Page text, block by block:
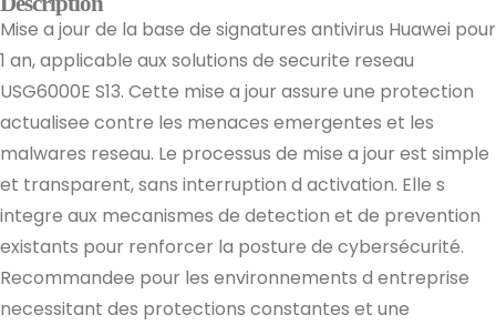
Mise a jour de la base de signatures antivirus Huawei pour
1 an, applicable aux solutions de securite reseau
USG6000E S13. Cette mise a jour assure une protection
actualisee contre les menaces emergentes et les
malwares reseau. Le processus de mise a jour est simple
et transparent, sans interruption d activation. Elle s
integre aux mecanismes de detection et de prevention
existants pour renforcer la posture de cybersécurité.
Recommandee pour les environnements d entreprise
necessitant des protections constantes et une